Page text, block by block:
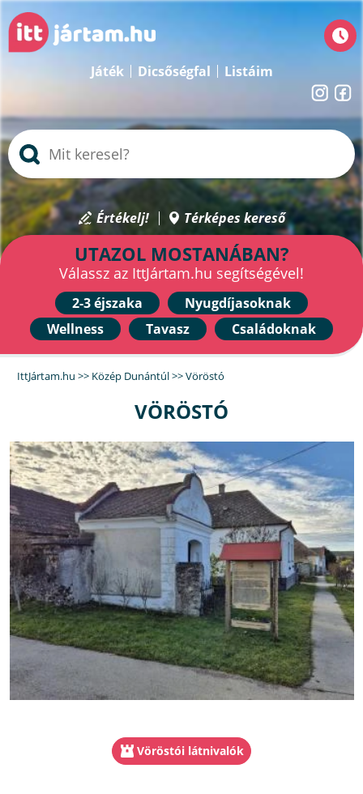
Játék Dicsőségfal Listáim
Értékelj! Térképes kereső
UTAZOL MOSTANÁBAN?
Válassz az IttJártam.hu segítségével!
2-3 éjszaka
Nyugdíjasoknak
Wellness
Tavasz Családoknak
IttJártam.hu >> Közép Dunántúl>>Vöröstó
VÖRÖSTÓ
Vöröstói látnivalók